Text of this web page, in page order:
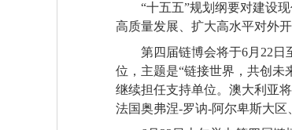
“十五五”规划纲要对建设现
高质量发展、扩大高水平对外开
第四届链博会将于6月22日至
位，主题是“链接世界，共创未
继续担任支持单位。澳大利亚
法国奥弗涅-罗讷-阿尔卑斯大区